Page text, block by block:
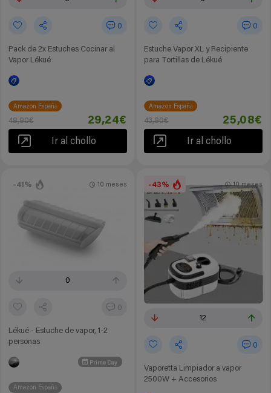
0
Pack de 2x Estuches Cocinar al
Vapor Lékué
Amazon España
48,90€ 29,24€
Ir al chollo
0
Estuche Vapor XL y Recipiente
para Tortillas de Lékué
Amazon España
43,90€ 25,08€
Ir al chollo
-41%
0
0
Lékué - Estuche de vapor, 1-2
personas
Prime Day
10 meses
Amazon España
-43%
12
0
Vaporetta Limpiador a vapor
2500W + Accesorios
10 meses